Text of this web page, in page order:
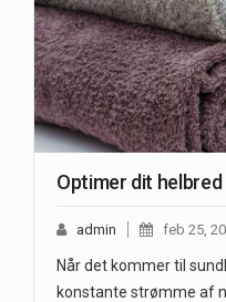
Optimer dit
admin feb 25,
Når det kommer til
konstante strømme af